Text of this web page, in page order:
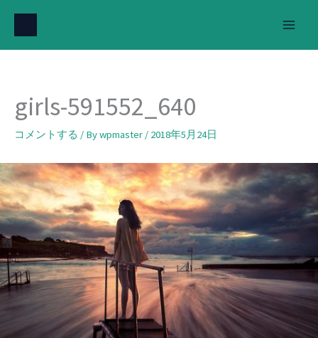
を
girls-591552_640
コメントする / Bywpmaster / 2018年5月24日